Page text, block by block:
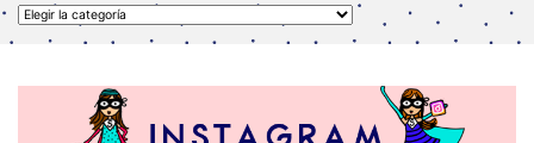
Categorías